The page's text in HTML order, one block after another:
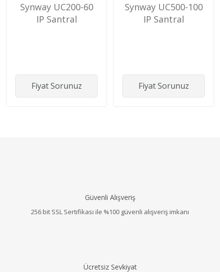
Synway UC200-60
IP Santral
Fiyat Sorunuz
Synway UC500-100
IP Santral
Fiyat Sorunuz
Güvenli Alışveriş
256 bit SSL Sertifikası ile %100 güvenli alışveriş imkanı
Ücretsiz Sevkiyat